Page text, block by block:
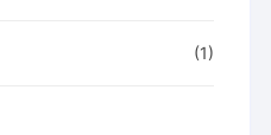
(1)